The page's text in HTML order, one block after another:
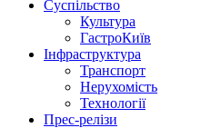
Суспільство
Культура
ГастроКиїв
Інфраструктура
Транспорт
Нерухомість
Технології
Прес-релізи